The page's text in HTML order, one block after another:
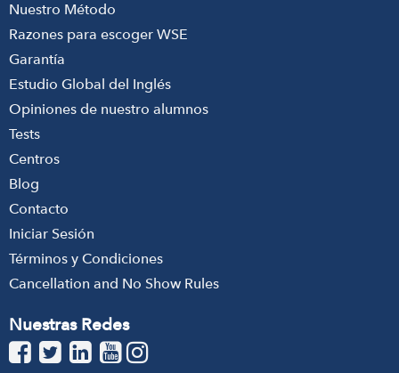
Nuestro Método
Razones para escoger WSE
Garantía
Estudio Global del Inglés
Opiniones de nuestro alumnos
Tests
Centros
Blog
Contacto
Iniciar Sesión
Términos y Condiciones
Cancellation and No Show Rules
Nuestras Redes